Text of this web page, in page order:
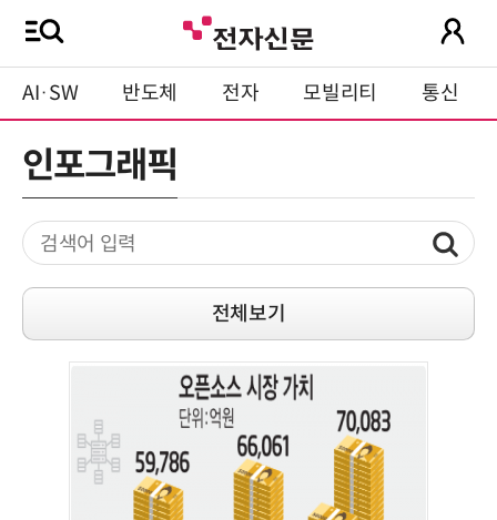
AI·SW 반도체 전자 모빌리티 통신
인포그래픽
전체보기